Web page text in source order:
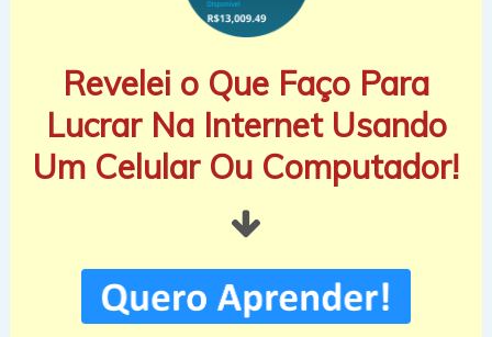
Revelei o Que Faço Para
Lucrar Na Internet Usando
Um Celular Ou Computador!